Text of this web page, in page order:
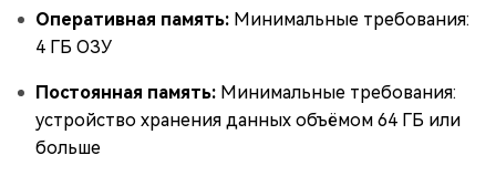
Оперативная память: Минимальные требования:
4 ГБ ОЗУ
Постоянная память: Минимальные требования:
устройство хранения данных объёмом 64 ГБ или
больше